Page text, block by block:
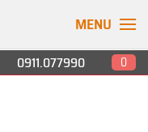
MENU
0911.077990 0